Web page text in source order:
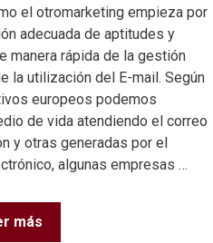
el otromarketing empieza por
adecuada de aptitudes y
manera rápida de la gestión
la utilización del E-mail. Según
europeos podemos
de vida atendiendo el correo
y otras generadas por el
algunas empresas …
más